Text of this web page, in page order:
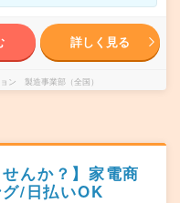
詳しく見る
ン 製造事業部（全国）
んか？】家電商
/日払いOK